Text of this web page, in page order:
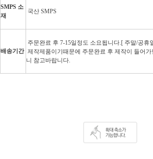
SMPS 소
재
국산 SMPS
배송기간
주문완료 후 7-15일정도 소요됩니다.[ 주말/공휴
제작제품이기때문에 주문완료 후 제작이 들어
니 참고바랍니다.